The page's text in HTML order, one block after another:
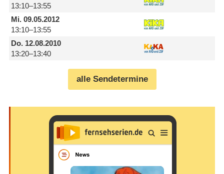
13:10–13:55
Mi.09.05.2012
13:10–13:55
Do.12.08.2010
13:20–13:40
alle Sendetermine